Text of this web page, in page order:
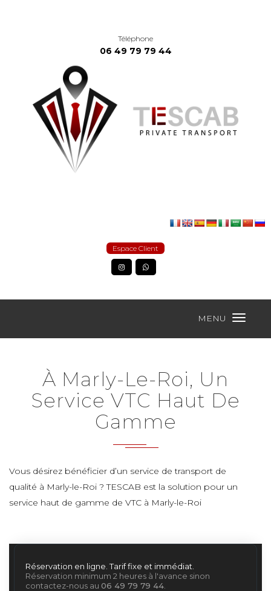
Téléphone
06 49 79 79 44
Espace Client
MENU
À Marly-Le-Roi, Un
Service VTC Haut De
Gamme
Vous désirez bénéficier d’un service de transport de
qualité à Marly-le-Roi ? TESCAB est la solution pour un
service haut de gamme de VTC à Marly-le-Roi
Réservation en ligne. Tarif fixe et immédiat.
Réservation minimum 2 heures à l'avance sinon
contactez-nous au 06 49 79 79 44